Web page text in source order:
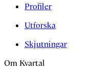
Profiler
Utforska
Skjutningar
Om Kvartal